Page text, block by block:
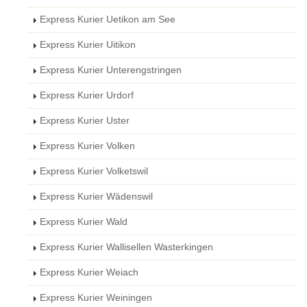
Express Kurier Uetikon am See
Express Kurier Uitikon
Express Kurier Unterengstringen
Express Kurier Urdorf
Express Kurier Uster
Express Kurier Volken
Express Kurier Volketswil
Express Kurier Wädenswil
Express Kurier Wald
Express Kurier Wallisellen Wasterkingen
Express Kurier Weiach
Express Kurier Weiningen